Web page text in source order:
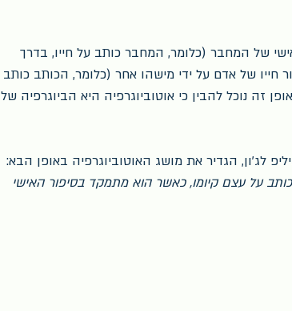
של המחבר (כלומר, המחבר כותב על חייו, בדרך
חייו של אדם על ידי מישהו אחר (כלומר, הכותב כותב
זה נוכל להבין כי אוטוביוגרפיה היא הביוגרפיה של
לג'ון, הגדיר את מושג האוטוביוגרפיה באופן הבא:
על עצם קיומו, כאשר הוא מתמקד בסיפור האישי